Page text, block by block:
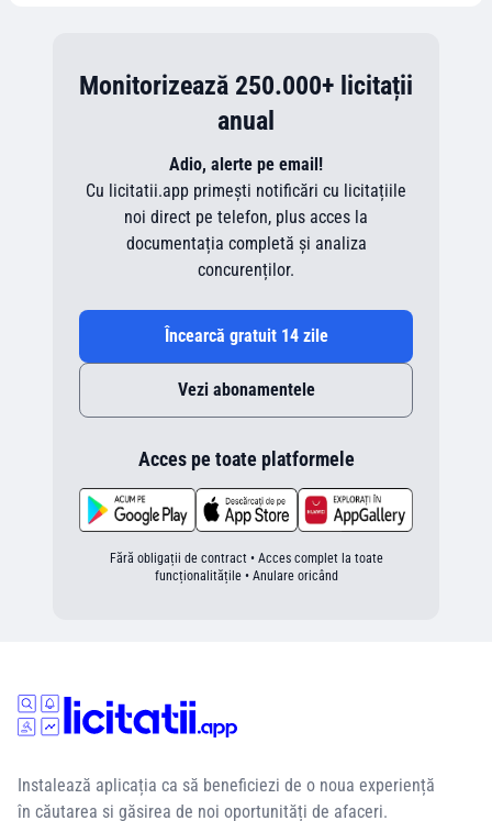
Monitorizează 250.000+ licitații
anual
Adio, alerte pe email!
Cu licitatii.app primești notificări cu licitațiile
noi direct pe telefon, plus acces la
documentația completă și analiza
concurenților.
Încearcă gratuit 14 zile
Vezi abonamentele
Acces pe toate platformele
Fără obligații de contract • Acces complet la toate
funcționalitățile • Anulare oricând
Instalează aplicația ca să beneficiezi de o noua experiență
în căutarea si găsirea de noi oportunități de afaceri.